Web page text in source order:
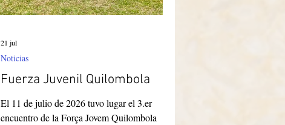
Fuerza Juvenil Quilombola
El 11 de julio de 2026 tuvo lugar el 3.er
encuentro de la Força Jovem Quilombola
Noticias
21 jul